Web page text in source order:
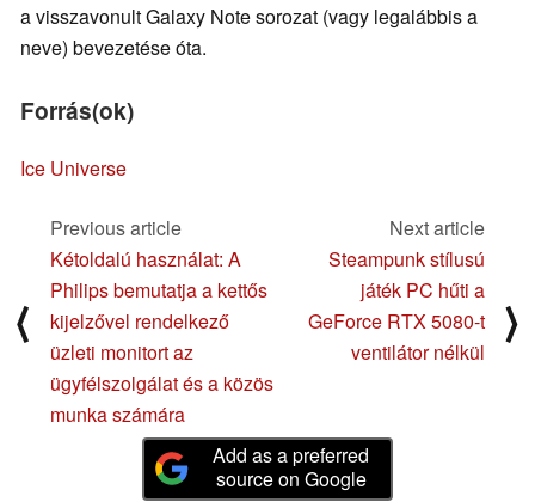
a visszavonult Galaxy Note sorozat (vagy legalábbis a
neve) bevezetése óta.
Forrás(ok)
Ice Universe
⟨
Previous article
Kétoldalú használat: A
Philips bemutatja a kettős
kijelzővel rendelkező
üzleti monitort az
ügyfélszolgálat és a közös
munka számára
Next article
Steampunk stílusú
játék PC hűti a
GeForce RTX 5080-t
ventilátor nélkül
⟩
Add as a preferred
source on Google